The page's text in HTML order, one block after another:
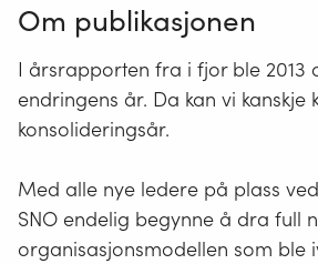
Om publikasjonen
I årsrapporten fra i fjor ble 2013
endringens år. Da kan vi kanskje
konsolideringsår.
Med alle nye ledere på plass
SNO endelig begynne å dra full
organisasjonsmodellen som ble